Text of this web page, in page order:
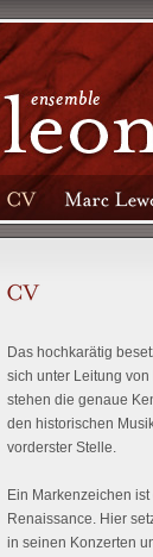
Das hochkarätig
sich unter Leitung von
stehen die genaue
den historischen
vorderster Stelle.
Ein Markenzeichen
Renaissance. Hier
in seinen Konzerten